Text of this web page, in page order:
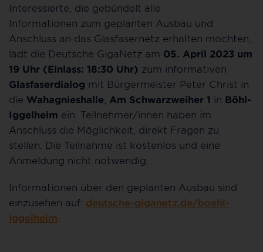
Interessierte, die gebündelt alle
Informationen zum geplanten Ausbau und
Anschluss an das Glasfasernetz erhalten möchten,
lädt die Deutsche GigaNetz am 05. April 2023 um
19 Uhr (Einlass: 18:30 Uhr) zum informativen
Glasfaserdialog mit Bürgermeister Peter Christ in
die Wahagnieshalle Am Schwarzweiher 1 in Böhl-
Iggelheim ein. Teilnehmer/innen haben im
Anschluss die Möglichkeit, direkt Fragen zu
stellen. Die Teilnahme ist kostenlos und eine
Anmeldung nicht notwendig.
Informationen über den geplanten Ausbau sind
einzusehen auf: deutsche-giganetz.de/boehl-
Iggelheim